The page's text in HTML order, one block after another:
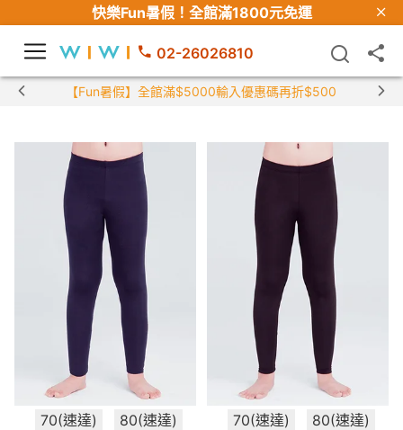
快樂Fun暑假！ 全館滿1800元免運
02-26026810
【Fun暑假】全館滿$5000輸入優惠碼再折$500
70(速達)
80(速達)
70(速達)
80(速達)